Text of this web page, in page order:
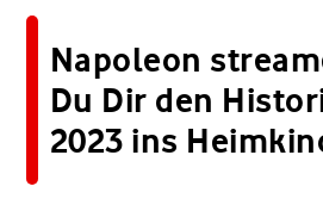
Napoleon
Du Dir den
2023 ins